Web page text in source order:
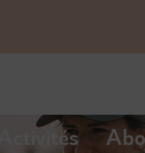
Activités